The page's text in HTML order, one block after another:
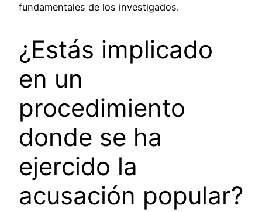
fundamentales de los investigados.
¿Estás implicado
en un
procedimiento
donde se ha
ejercido la
acusación popular?